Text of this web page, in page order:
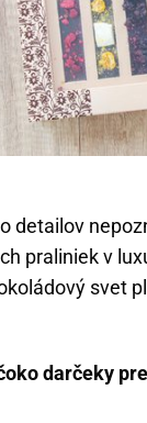
detailov
praliniek v
svet
darčeky